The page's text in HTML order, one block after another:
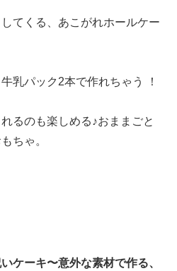
てくる、あこがれホールケー
乳パック2本で作れちゃう ！
るのも楽しめる♪おままごと
ちゃ。
ケーキ〜意外な素材で作る、